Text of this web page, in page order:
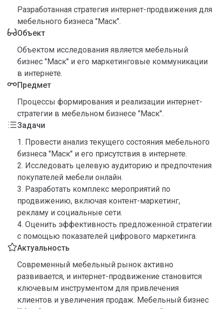
Разработанная стратегия интернет-продвижения для
мебельного бизнеса "Маск".
Объект
Объектом исследования является мебельный
бизнес "Маск" и его маркетинговые коммуникации
в интернете.
Предмет
Процессы формирования и реализации интернет-
стратегии в мебельном бизнесе "Маск".
Задачи
1. Провести анализ текущего состояния мебельного
бизнеса "Маск" и его присутствия в интернете.
2. Исследовать целевую аудиторию и предпочтения
покупателей мебели онлайн.
3. Разработать комплекс мероприятий по
продвижению, включая контент-маркетинг,
рекламу и социальные сети.
4. Оценить эффективность предложенной стратегии
с помощью показателей цифрового маркетинга.
Актуальность
Современный мебельный рынок активно
развивается, и интернет-продвижение становится
ключевым инструментом для привлечения
клиентов и увеличения продаж. Мебельный бизнес